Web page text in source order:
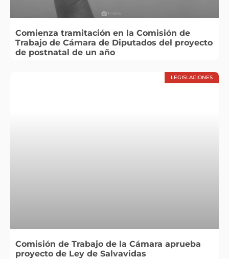
Comienza tramitación en la Comisión de
Trabajo de Cámara de Diputados del proyecto
de postnatal de un año
LEGISLACIONES
Comisión de Trabajo de la Cámara aprueba
proyecto de Ley de Salvavidas